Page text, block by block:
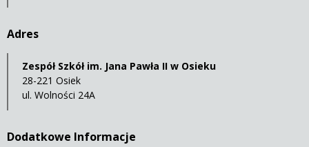
Adres
Zespół Szkół im. Jana Pawła II w Osieku
28-221 Osiek
ul. Wolności 24A
Dodatkowe Informacje